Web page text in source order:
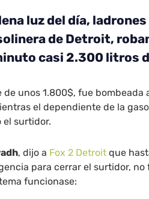
luz del día, ladrones
de Detroit,
casi 2.300 litros
unos 1.800$, fue bombeada
el dependiente de la
surtidor.
, dijo a Fox 2 Detroit que
para cerrar el surtidor, no
funcionase: